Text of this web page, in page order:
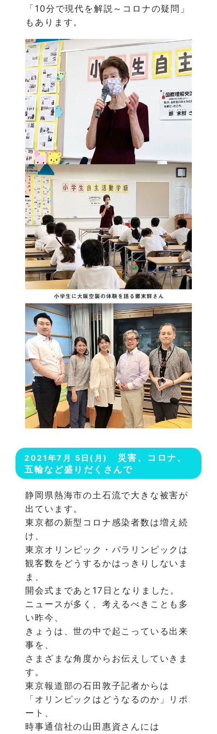
「10分で現代を解説～コロナの疑問」
もあります。
2021年7月 5日(月)
災害、コロナ、
五輪など盛りだくさんで
静岡県熱海市の土石流で大きな被害が
出ています。
東京都の新型コロナ感染者数は増え続
け、
東京オリンピック・パラリンピックは
観客数をどうするかはっきりしないま
ま、
開会式まであと17日となりました。
ニュースが多く、考えるべきことも多
い昨今、
きょうは、世の中で起こっている出来
事を、
さまざまな角度からお伝えしていきま
す。
東京報道部の石田敦子記者からは
「オリンピックはどうなるのか」リポ
ート、
時事通信社の山田惠資さんには